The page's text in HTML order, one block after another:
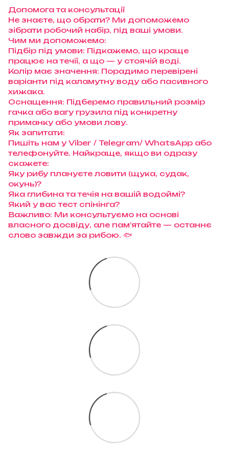
Допомога та консультації
Не знаєте, що обрати? Ми допоможемо
зібрати робочий набір, під ваші умови.
Чим ми допоможемо:
Підбір під умови: Підкажемо, що краще
працює на течії, а що — у стоячій воді.
Колір має значення: Порадимо перевірені
варіанти під каламутну воду або пасивного
хижака.
Оснащення: Підберемо правильний розмір
гачка або вагу грузила під конкретну
приманку або умови лову.
Як запитати:
Пишіть нам у Viber / Telegram/ WhatsApp або
телефонуйте. Найкраще, якщо ви одразу
скажете:
Яку рибу плануєте ловити (щука, судак,
окунь)?
Яка глибина та течія на вашій водоймі?
Який у вас тест спінінга?
Важливо: Ми консультуємо на основі
власного досвіду, але пам’ятайте — останнє
слово завжди за рибою. 🐟